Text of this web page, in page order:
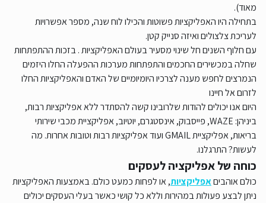
מאוד).
בתחילה היו האפליקציות פשוטות והכילו לוח שנה, מספר אפשרויות
לעריכת צלצולים ואיזה סנייק קטן.
עם חלוף השנים חל שינוי מסעיר בעולם האפליקציות . בזכות ההתפתחות
שחלה במכשירים החכמים והתפתחות מערכות ההפעלה החלו היזמים
הנמרצים לחפש מענה לצרכיו היומיומיים של האדם והאפליקציות החלו
לזרום אל חיינו
היום אנו יכולים להודות שלרובינו קשה להסתדר ללא אפליקציות רבות,
ביניהן: WAZE, פייסבוק, אינסטגרם, יוטיוב, אפליקציית מכבי שירותי
בריאות, אפליקציית GMAIL ועוד אפליקציות רבות וטובות אחרות. מה
לעשות? התרגלנו.
כוחה של אפליקציה לעסקים
כולם אוהביםאפליקציות, או לפחות כמעט כולם. באמצעות האפליקציות
ניתן לבצע פעולות במהירות וללא כל קושי כאשר בעלי העסקים יכולים